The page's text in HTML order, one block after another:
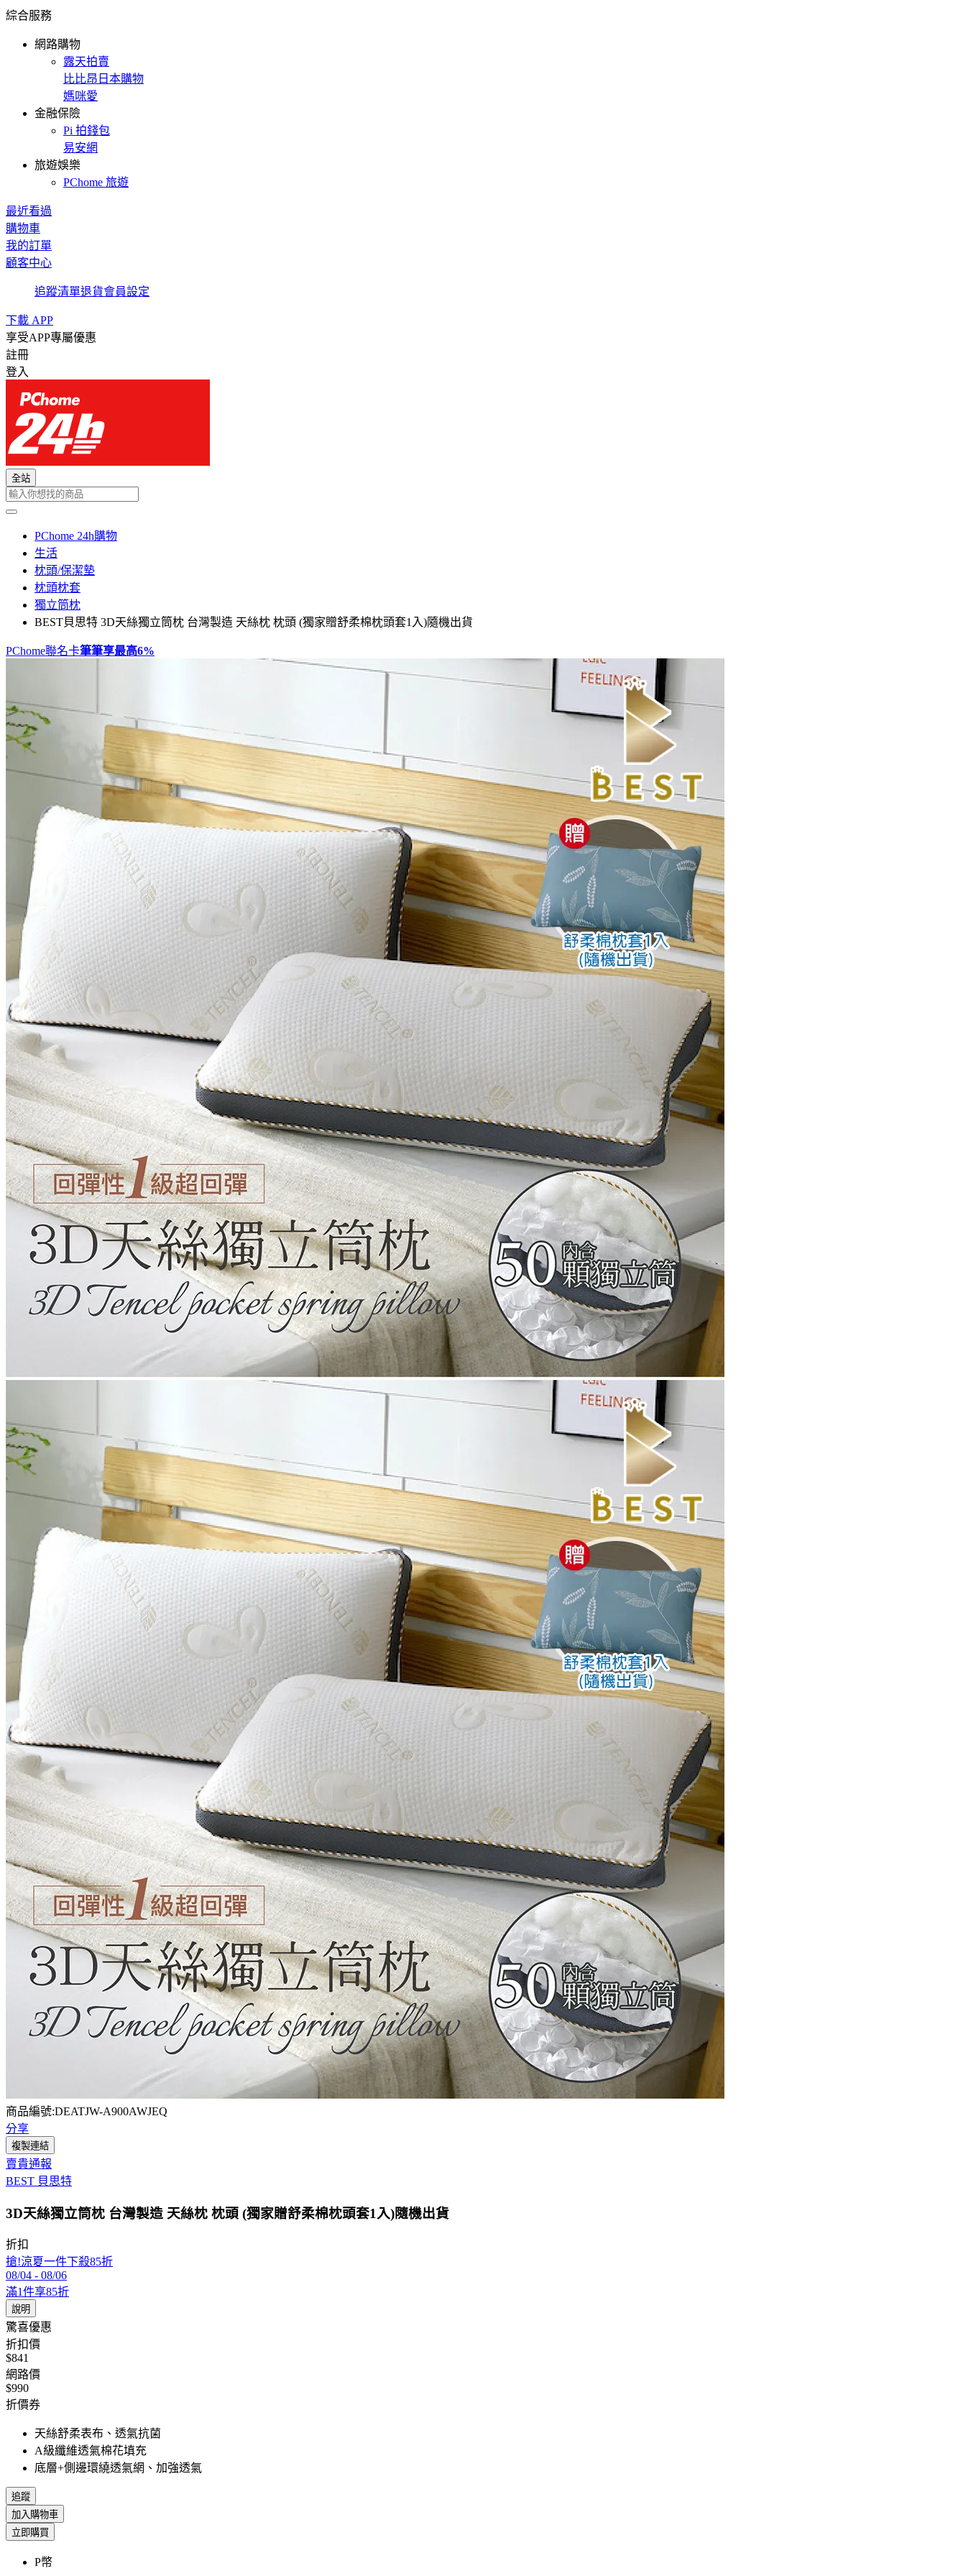
綜合服務
網路購物
露天拍賣
比比昂日本購物
媽咪愛
金融保險
Pi 拍錢包
易安網
旅遊娛樂
PChome 旅遊
最近看過
購物車
我的訂單
顧客中心
追蹤清單退貨會員設定
下載 APP
享受APP專屬優惠
註冊
登入
全站
PChome 24h購物
生活
枕頭/保潔墊
枕頭枕套
獨立筒枕
BEST貝思特 3D天絲獨立筒枕 台灣製造 天絲枕 枕頭 (獨家贈舒柔棉枕頭套1入)隨機出貨
PChome聯名卡筆筆享最高6%
商品編號:DEATJW-A900AWJEQ
分享
複製連結
賣貴通報
BEST 貝思特
3D天絲獨立筒枕 台灣製造 天絲枕 枕頭 (獨家贈舒柔棉枕頭套1入)隨機出貨
折扣
搶!涼夏一件下殺85折
08/04 - 08/06
滿1件享85折
說明
驚喜優惠
折扣價
$841
網路價
$990
折價券
天絲舒柔表布、透氣抗菌
A級纖維透氣棉花填充
底層+側邊環繞透氣網、加強透氣
追蹤
加入購物車
立即購買
P幣